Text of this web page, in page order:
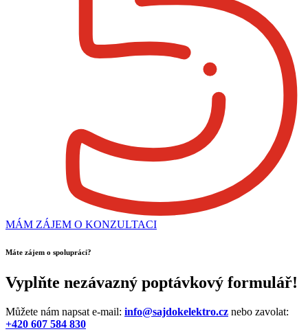
MÁM ZÁJEM O KONZULTACI
Máte zájem o spolupráci?
Vyplňte nezávazný poptávkový formulář!
Můžete nám napsat e-mail: info@sajdokelektro.cz nebo zavolat:
+420 607 584 830